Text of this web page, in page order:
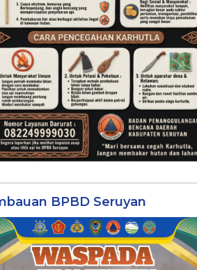
BPBD Seruyan